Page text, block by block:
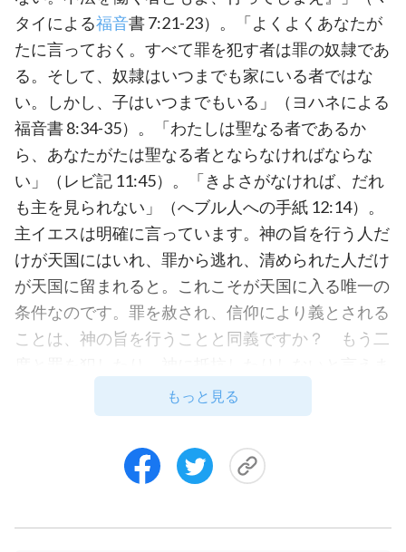
タイによる福音書 7:21-23）。「よくよくあなたが
たに言っておく。すべて罪を犯す者は罪の奴隷であ
る。そして、奴隷はいつまでも家にいる者ではな
い。しかし、子はいつまでもいる」（ヨハネによる
福音書 8:34-35）。「わたしは聖なる者であるか
ら、あなたがたは聖なる者とならなければならな
い」（レビ記 11:45）。「きよさがなければ、だれ
も主を見られない」（へブル人への手紙 12:14）。
主イエスは明確に言っています。神の旨を行う人だ
けが天国にはいれ、罪から逃れ、清められた人だけ
が天国に留まれると。これこそが天国に入る唯一の
条件なのです。罪を赦され、信仰により義とされる
ことは、神の旨を行うことと同義ですか？ もう二
すか？ もちろん言えません。主を信じる人が目の
当たりにしているのは、罪を赦され信仰により義と
されても、人は罪を犯し続け、罪を犯しては悔い改
めるという悪循環に陥っているということ。罪から
もっと見る